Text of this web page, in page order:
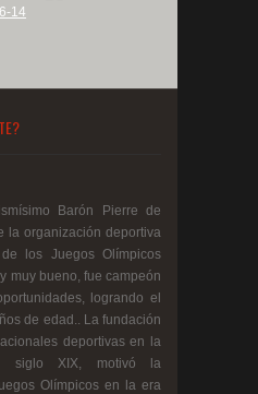
Barón Pierre de
la organización deportiva
los Juegos Olímpicos
muy bueno, fue campeón
logrando el
de edad.. La fundación
deportivas en la
siglo XIX, motivó la
Olímpicos en la era